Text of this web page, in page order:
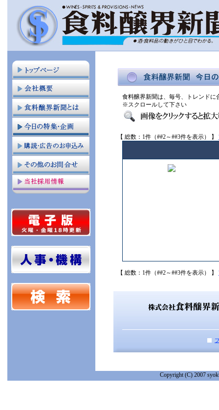
食料醸界新聞は、毎号、トレンド
※スクロールして下さい
【 総数：1件（##2～##3件を表示） 】
【 総数：1件（##2～##3件を表示） 】
Copyright (C) 2007